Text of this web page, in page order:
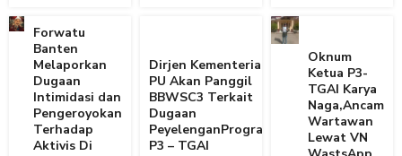
Forwatu
Banten
Melaporkan
Dugaan
Intimidasi dan
Pengeroyokan
Terhadap
Aktivis Di
Dirjen Kementerian
PU Akan Panggil
BBWSC3 Terkait
Dugaan
PeyelenganProgram
P3 – TGAI
Oknum
Ketua P3-
TGAI Karya
Naga,Ancam
Wartawan
Lewat VN